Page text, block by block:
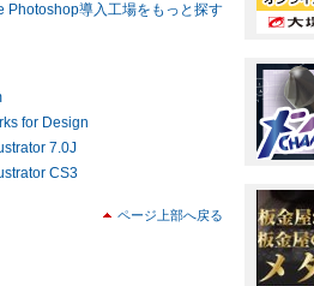
Photoshop導入工場をもっと探す
for Design
7.0J
CS3
ページ上部へ戻る